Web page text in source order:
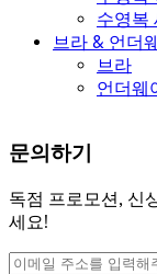
수영복
브라 & 언더
브라
언더웨
문의하기
독점 프로모션, 신
세요!